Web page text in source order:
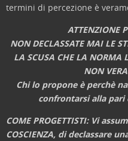
termini di percezione è
ATTENZIONE
NON DECLASSATE MAI LE
LA SCUSA CHE LA NORMA
NON
Chi lo propone è perchè
confrontarsi alla
COME PROGETTISTI: Vi
COSCIENZA, di declassare